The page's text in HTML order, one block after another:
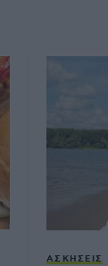
ΑΣΚΉΣΕΙΣ